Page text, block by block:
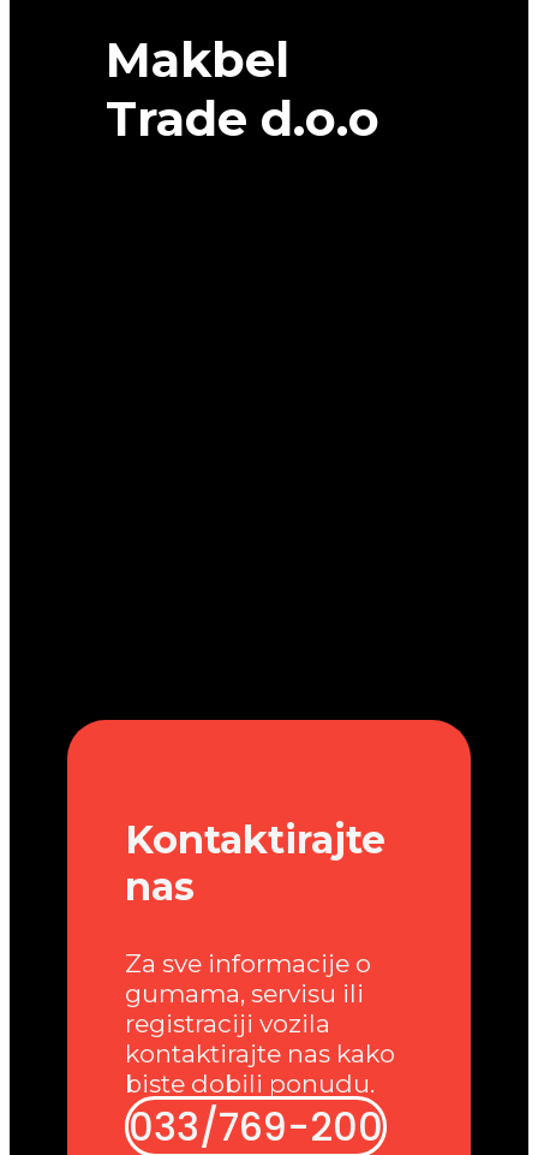
Makbel
Trade d.o.o
Kontaktirajte
nas
Za sve informacije o
gumama, servisu ili
registraciji vozila
kontaktirajte nas kako
biste dobili ponudu.
033/769-200